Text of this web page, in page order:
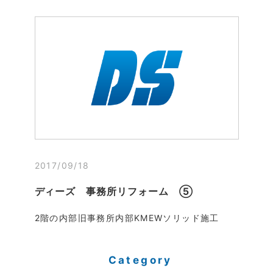
2017/09/18
ディーズ 事務所リフォーム ⑤
2階の内部旧事務所内部KMEWソリッド施工
Category